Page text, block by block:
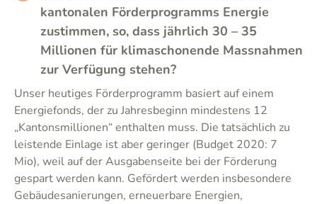
kantonalen Förderprogramms Energie
zustimmen, so, dass jährlich 30 – 35
Millionen für klimaschonende Massnahmen
zur Verfügung stehen?
Unser heutiges Förderprogramm basiert auf einem
Energiefonds, der zu Jahresbeginn mindestens 12
„Kantonsmillionen“ enthalten muss. Die tatsächlich zu
leistende Einlage ist aber geringer (Budget 2020: 7
Mio), weil auf der Ausgabenseite bei der Förderung
gespart werden kann. Gefördert werden insbesondere
Gebäudesanierungen, erneuerbare Energien,